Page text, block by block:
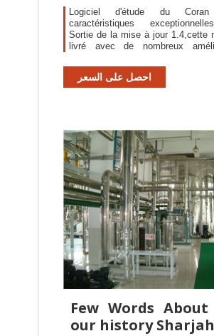
Logiciel d'étude du
caractéristiques
Sortie de la mise à jour 1.4,cette
livré avec de nombreux
mettre à jour.
احصل على السعر
Few Words
our history